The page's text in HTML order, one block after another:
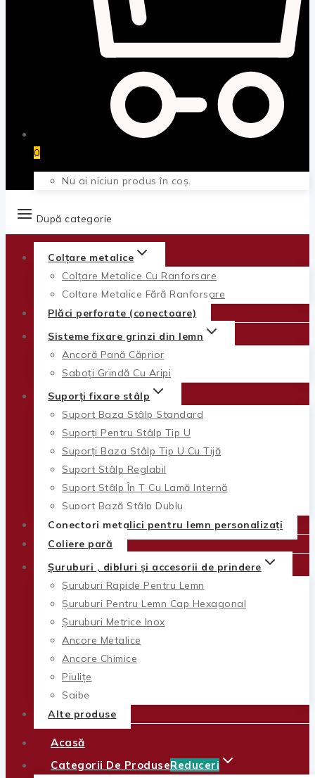
0
Nu ai niciun produs în coș.
După categorie
Colțare metalice
Colțare Metalice Cu Ranforsare
Colțare Metalice Fără Ranforsare
Plăci perforate (conectoare)
Sisteme fixare grinzi din lemn
Ancoră Pană Căprior
Saboți Grindă Cu Aripi
Suporți fixare stâlp
Suport Baza Stâlp Standard
Suporți Pentru Stâlp Tip U
Suporți Baza Stâlp Tip U Cu Tijă
Suport Stâlp Reglabil
Suport Stâlp În T Cu Lamă Internă
Suport Bază Stâlp Dublu
Conectori metalici pentru lemn personalizați
Coliere pară
Șuruburi , dibluri și accesorii de prindere
Șuruburi Rapide Pentru Lemn
Șuruburi Pentru Lemn Cap Hexagonal
Șuruburi Metrice Inox
Ancore Metalice
Ancore Chimice
Piulițe
Șaibe
Alte produse
Acasă
Categorii De ProduseReduceri